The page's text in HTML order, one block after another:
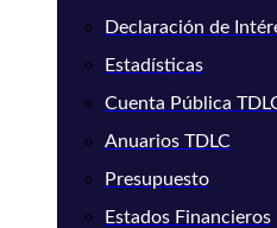
Declaración de
Estadísticas
Cuenta Pública
Anuarios TDLC
Presupuesto
Estados Financieros